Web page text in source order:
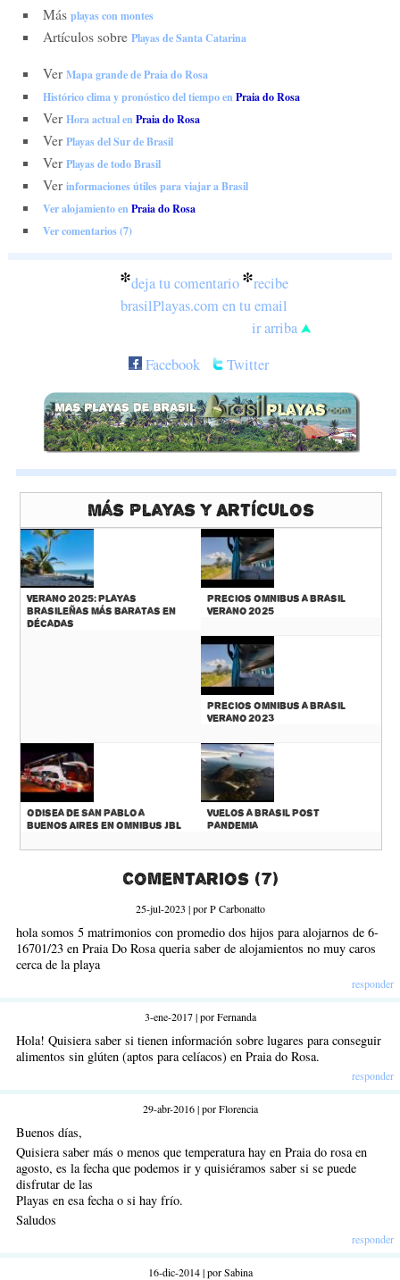
Más playas con montes
Artículos sobre Playas de Santa Catarina
Ver Mapa grande de Praia do Rosa
Histórico clima y pronóstico del tiempo en Praia do Rosa
Ver Hora actual en Praia do Rosa
Ver Playas del Sur de Brasil
Ver Playas de todo Brasil
Ver informaciones útiles para viajar a Brasil
Ver alojamiento en Praia do Rosa
Ver comentarios (7)
*deja tu comentario*recibe
brasilPlayas.com en tu email
ir arriba
Facebook
Twitter
Más Playas y Artículos
Verano 2025: Playas
Brasileñas más baratas en
décadas
Precios Omnibus a Brasil
Verano 2025
Precios Omnibus a Brasil
Verano 2023
Odisea de San Pablo a
Buenos Aires en Omnibus JBL
Vuelos a Brasil Post
Pandemia
Comentarios (7)
25-jul-2023 | por P Carbonatto
hola somos 5 matrimonios con promedio dos hijos para alojarnos de 6-
16701/23 en Praia Do Rosa queria saber de alojamientos no muy caros
cerca de la playa
responder
3-ene-2017 | por Fernanda
Hola! Quisiera saber si tienen información sobre lugares para conseguir
alimentos sin glúten (aptos para celíacos) en Praia do Rosa.
responder
29-abr-2016 | por Florencia
Buenos días,
Quisiera saber más o menos que temperatura hay en Praia do rosa en
agosto, es la fecha que podemos ir y quisiéramos saber si se puede
disfrutar de las
Playas en esa fecha o si hay frío.
Saludos
responder
16-dic-2014 | por Sabina